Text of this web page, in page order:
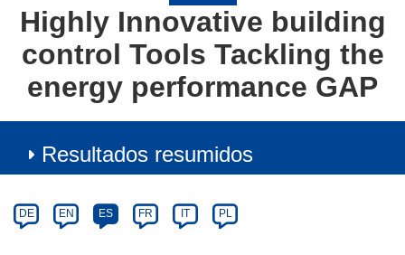
Highly Innovative building
control Tools Tackling the
energy performance GAP
Resultados resumidos
Category
Article
available
DE EN ES FR IT PL